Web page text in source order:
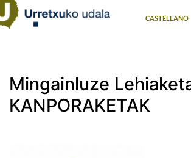
CASTELLANO
Mingainluze
KANPORAKETAK